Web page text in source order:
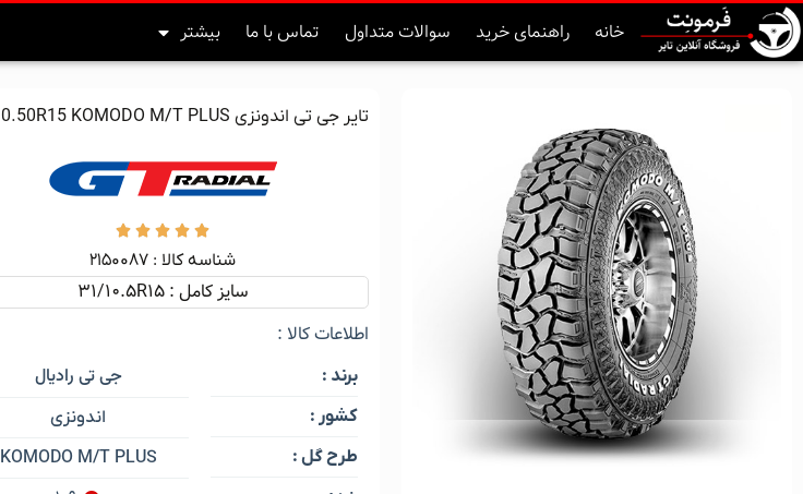
خانه راهنمای خرید سوالات متداول تماس با ما بیشتر
تایر جی تی اندونزی 31/10.50R15 KOMODO M/T PLUS





شناسه کالا :‌ ۲۱۵۰۰۸۷
سایز کامل : 31/10.5R15
اطلاعات کالا :
برند :
کشور :
طرح گل :
جی تی رادیال
اندونزی
KOMODO M/T PLUS